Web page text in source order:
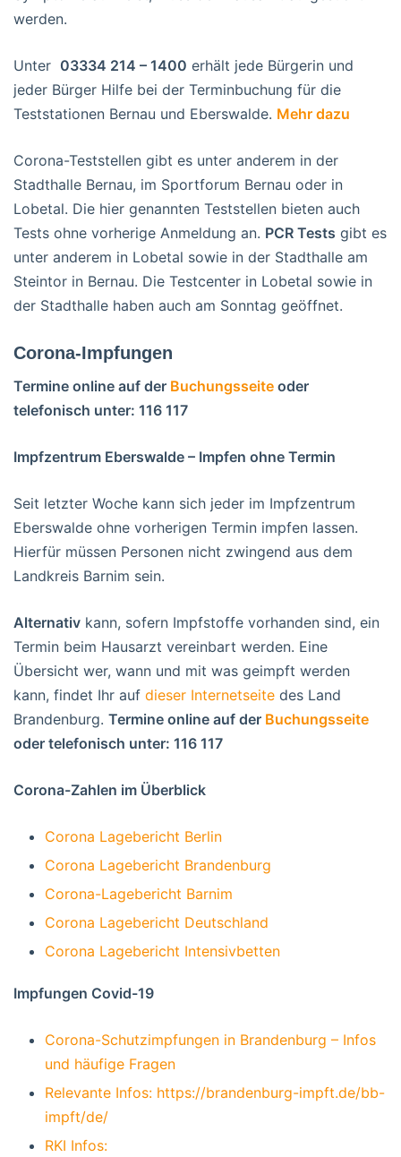
werden.
Unter 03334 214 – 1400 erhält jede Bürgerin und
jeder Bürger Hilfe bei der Terminbuchung für die
Teststationen Bernau und Eberswalde. Mehr dazu
Corona-Teststellen gibt es unter anderem in der
Stadthalle Bernau, im Sportforum Bernau oder in
Lobetal. Die hier genannten Teststellen bieten auch
Tests ohne vorherige Anmeldung an. PCR Tests gibt es
unter anderem in Lobetal sowie in der Stadthalle am
Steintor in Bernau. Die Testcenter in Lobetal sowie in
der Stadthalle haben auch am Sonntag geöffnet.
Corona-Impfungen
Termine online auf der Buchungsseite oder
telefonisch unter: 116 117
Impfzentrum Eberswalde – Impfen ohne Termin
Seit letzter Woche kann sich jeder im Impfzentrum
Eberswalde ohne vorherigen Termin impfen lassen.
Hierfür müssen Personen nicht zwingend aus dem
Landkreis Barnim sein.
Alternativ kann, sofern Impfstoffe vorhanden sind, ein
Termin beim Hausarzt vereinbart werden. Eine
Übersicht wer, wann und mit was geimpft werden
kann, findet Ihr auf dieser Internetseite des Land
Brandenburg. Termine online auf der Buchungsseite
oder telefonisch unter: 116 117
Corona-Zahlen im Überblick
Corona Lagebericht Berlin
Corona Lagebericht Brandenburg
Corona-Lagebericht Barnim
Corona Lagebericht Deutschland
Corona Lagebericht Intensivbetten
Impfungen Covid-19
Corona-Schutzimpfungen in Brandenburg – Infos
und häufige Fragen
Relevante Infos: https://brandenburg-impft.de/bb-
impft/de/
RKI Infos: